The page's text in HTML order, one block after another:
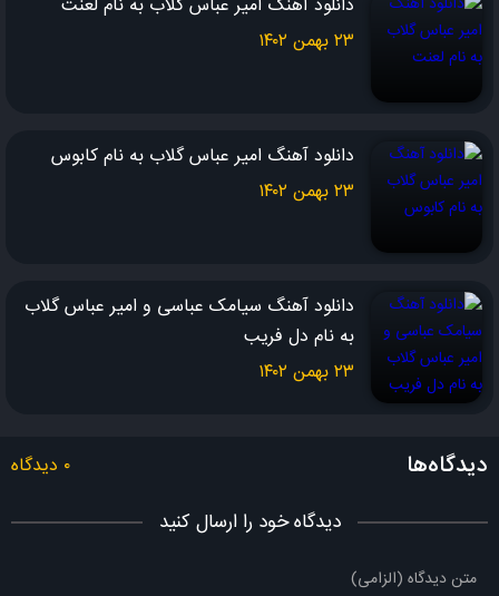
من از این مردمانت می‌هراسم
هوس کرم برم خدانگهدار
ملودی : امیر عباس گلاب
تنظیم قطعه : سعید شمس
دانلود آهنگ امیر عباس گلاب به نام لعنت
۲۳ بهمن ۱۴۰۲
دانلود آهنگ امیر عباس گلاب به نام کابوس
۲۳ بهمن ۱۴۰۲
دانلود آهنگ سیامک عباسی و امیر عباس گلاب
به نام دل فریب
۲۳ بهمن ۱۴۰۲
دیدگاه‌ها ۰ دیدگاه
دیدگاه خود را ارسال کنید
متن دیدگاه (الزامی)